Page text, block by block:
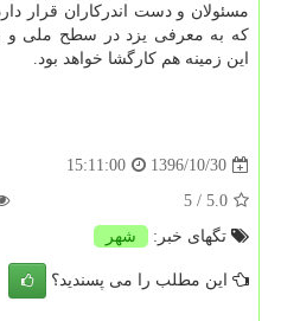
مسئولان و دست اندركاران قرار
كه به معرفی یزد در سطح ملی و
این زمینه هم كارگشا خواهد بود.
1396/10/30
15:11:00
5.0
/ 5
تگهای خبر:
شهر
این مطلب را می پسندید؟